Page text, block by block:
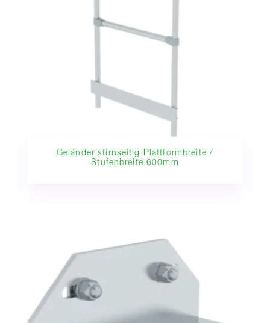
Geländer stirnseitig Plattformbreite /
Stufenbreite 600mm